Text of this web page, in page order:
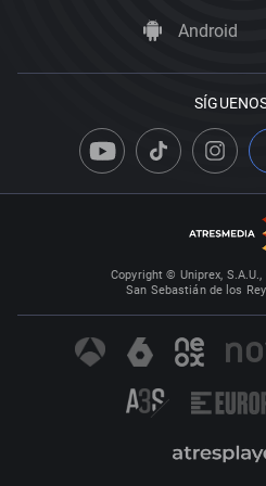
Android
Copyright © Uniprex,
San Sebastián de los